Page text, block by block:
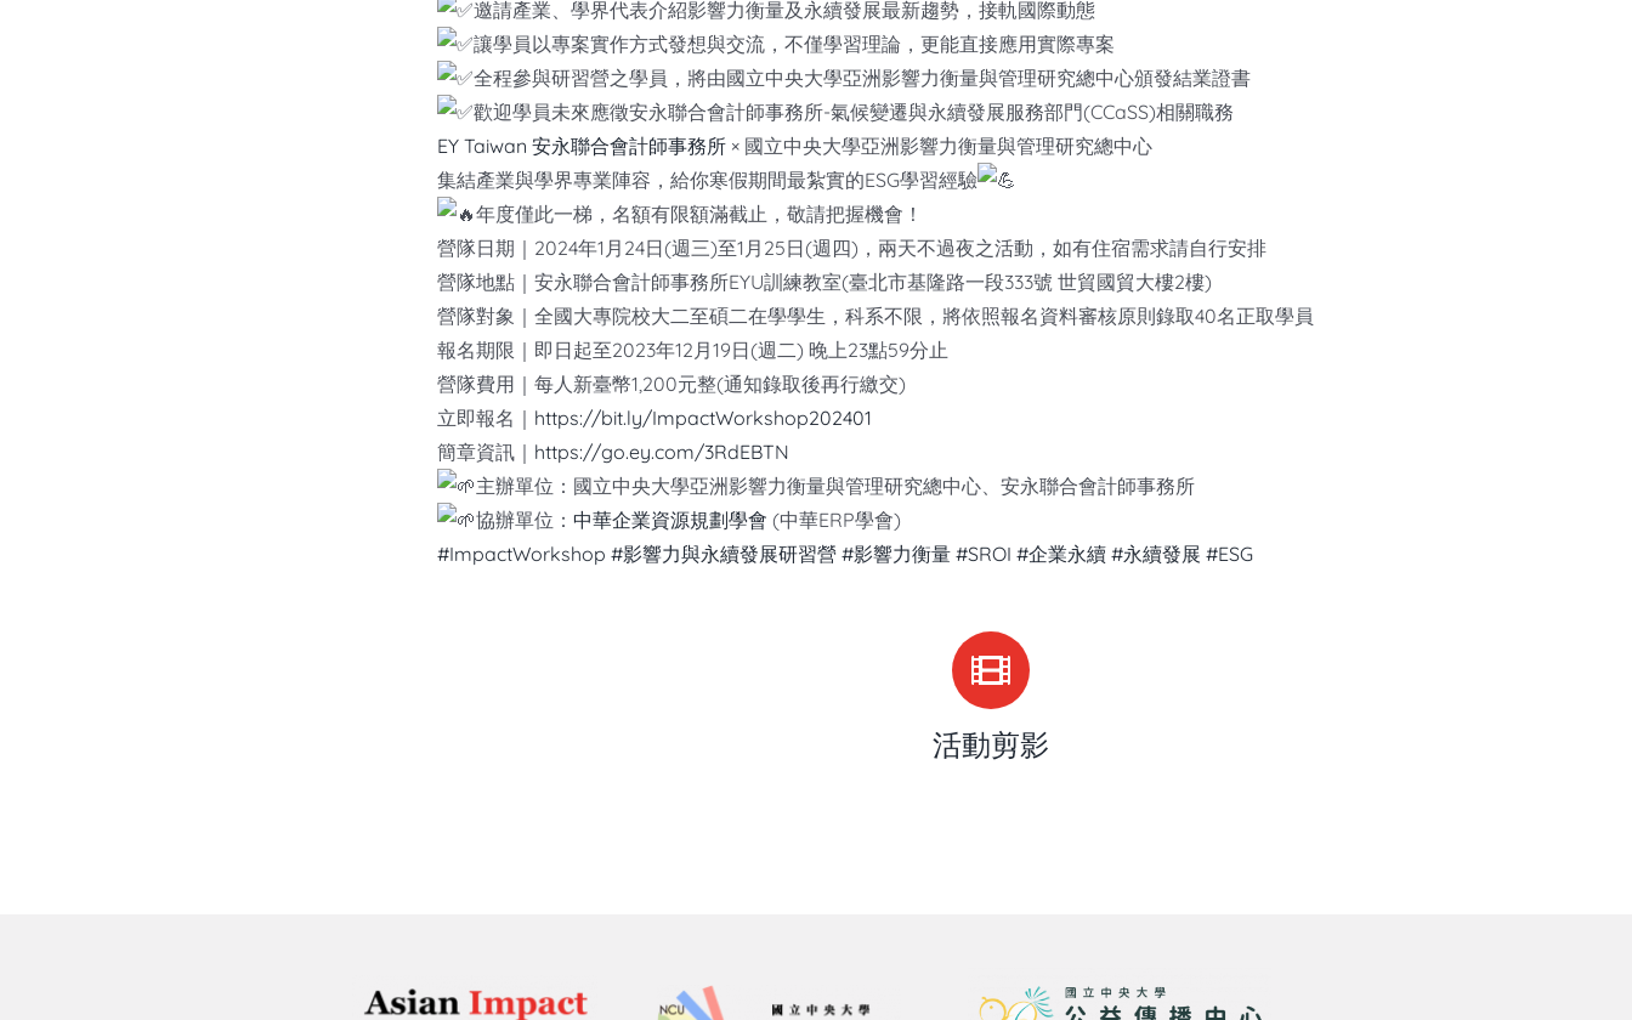
邀請產業、學界代表介紹影響力衡量及永續發展最新趨勢，接軌國際動態
讓學員以專案實作方式發想與交流，不僅學習理論，更能直接應用實際專案
全程參與研習營之學員，將由國立中央大學亞洲影響力衡量與管理研究總中心頒發結業證書
歡迎學員未來應徵安永聯合會計師事務所-氣候變遷與永續發展服務部門(CCaSS)相關職務
EY Taiwan 安永聯合會計師事務所× 國立中央大學亞洲影響力衡量與管理研究總中心
集結產業與學界專業陣容，給你寒假期間最紮實的ESG學習經驗
年度僅此一梯，名額有限額滿截止，敬請把握機會！
營隊日期｜2024年1月24日(週三)至1月25日(週四)，兩天不過夜之活動，如有住宿需求請自行安排
營隊地點｜安永聯合會計師事務所EYU訓練教室(臺北市基隆路一段333號 世貿國貿大樓2樓)
營隊對象｜全國大專院校大二至碩二在學學生，科系不限，將依照報名資料審核原則錄取40名正取學員
報名期限｜即日起至2023年12月19日(週二) 晚上23點59分止
營隊費用｜每人新臺幣1,200元整(通知錄取後再行繳交)
立即報名｜ https://bit.ly/ImpactWorkshop202401
簡章資訊｜ https://go.ey.com/3RdEBTN
主辦單位：國立中央大學亞洲影響力衡量與管理研究總中心、安永聯合會計師事務所
協辦單位： 中華企業資源規劃學會 (中華ERP學會)
#ImpactWorkshop #影響力與永續發展研習營 #影響力衡量 #SROI #企業永續 #永續發展 #ESG
活動剪影